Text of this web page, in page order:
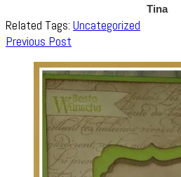
Tina
Related Tags: Uncategorized
Post
Previous Post